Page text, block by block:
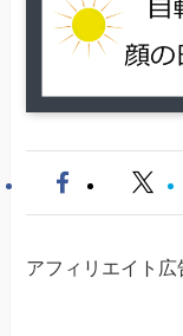
アフィリエイト広